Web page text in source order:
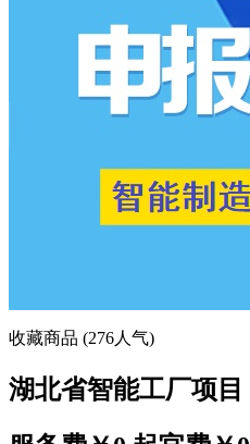
收藏商品 (276人气)
湖北省智能工厂项目